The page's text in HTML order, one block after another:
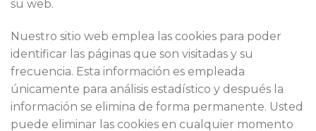
su web.
Nuestro sitio web emplea las cookies para poder
identificar las páginas que son visitadas y su
frecuencia. Esta información es empleada
únicamente para análisis estadístico y después la
información se elimina de forma permanente. Usted
puede eliminar las cookies en cualquier momento